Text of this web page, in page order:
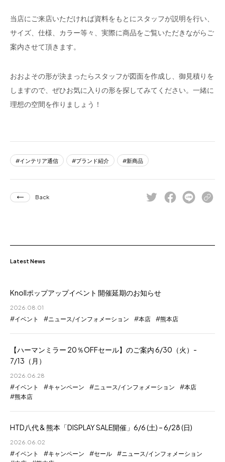
当店にご来店いただければ資料をもとにスタッフが説明を行い、
サイズ、仕様、カラー等々、実際に商品をご覧いただきながらご
案内させて頂きます。
おおよその形が決まったらスタッフが図面を作成し、御見積りを
しますので、ぜひお気に入りの形を探してみてください。一緒に
理想の空間を作りましょう！
インテリア通信 ブランド紹介 新商品
Back
Latest News
Knollポップアップイベント 開催延期のお知らせ
2026.08.01
イベント ニュース/インフォメーション 本店 熊本店
【ハーマンミラー 20％OFFセール】のご案内 6/30（火）-
7/13（月）
2026.06.28
イベント キャンペーン ニュース/インフォメーション
本店
熊本店
HTD八代 & 熊本「DISPLAY SALE開催」6/6 (土) – 6/28 (日)
2026.06.02
イベント キャンペーン セール
ニュース/インフォメーション